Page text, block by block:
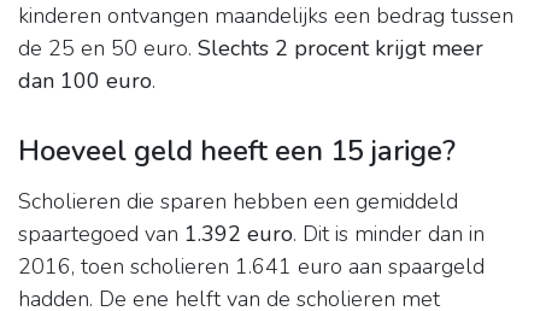
kinderen ontvangen maandelijks een bedrag tussen
de 25 en 50 euro. Slechts 2 procent krijgt meer
dan 100 euro.
Hoeveel geld heeft een 15 jarige?
Scholieren die sparen hebben een gemiddeld
spaartegoed van 1.392 euro. Dit is minder dan in
2016, toen scholieren 1.641 euro aan spaargeld
hadden. De ene helft van de scholieren met